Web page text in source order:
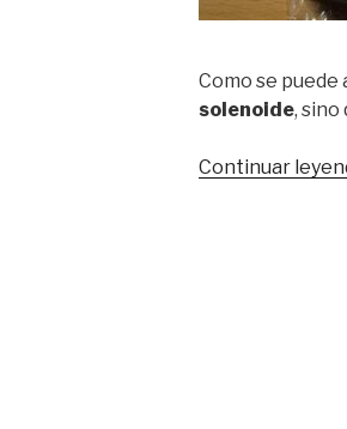
Como se
solenoide, sino
Continuar